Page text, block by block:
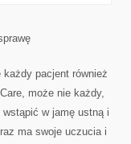
SPRAWĘ
pacjent również
może nie każdy,
w jamę ustną i
ma swoje uczucia i